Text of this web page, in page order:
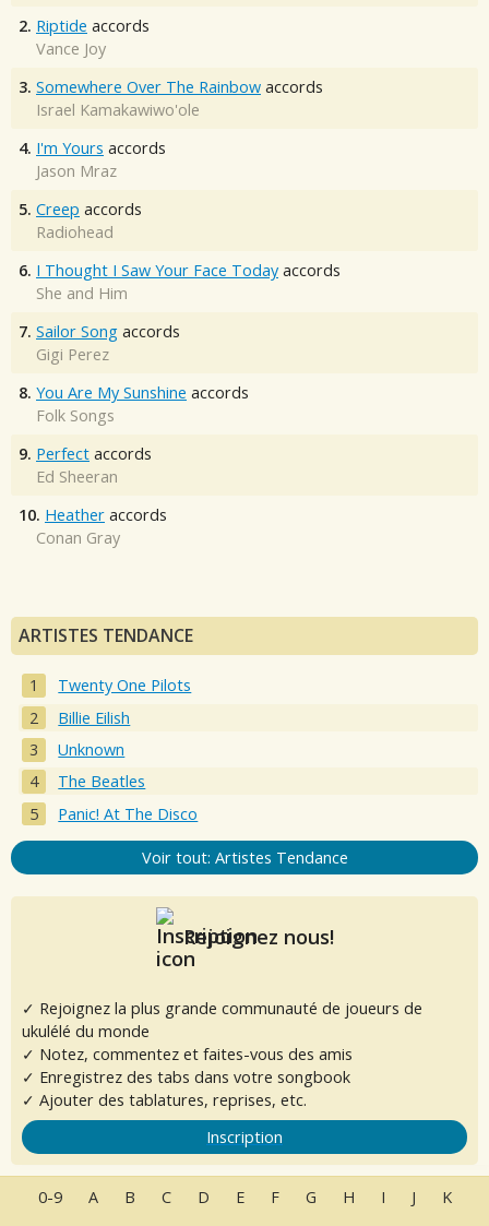
2. Riptide accords
Vance Joy
3. Somewhere Over The Rainbow accords
Israel Kamakawiwo'ole
4. I'm Yours accords
Jason Mraz
5. Creep accords
Radiohead
6. I Thought I Saw Your Face Today accords
She and Him
7. Sailor Song accords
Gigi Perez
8. You Are My Sunshine accords
Folk Songs
9. Perfect accords
Ed Sheeran
10. Heather accords
Conan Gray
ARTISTES TENDANCE
Twenty One Pilots
Billie Eilish
Unknown
The Beatles
Panic! At The Disco
Voir tout: Artistes Tendance
Rejoignez nous!
✓ Rejoignez la plus grande communauté de joueurs de
ukulélé du monde
✓ Notez, commentez et faites-vous des amis
✓ Enregistrez des tabs dans votre songbook
✓ Ajouter des tablatures, reprises, etc.
Inscription
0-9 A B C D E F G H I J K